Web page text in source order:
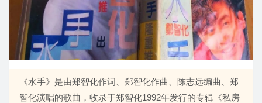
《水手》是由郑智化作词、郑智化作曲、陈志远编曲、郑
智化演唱的歌曲，收录于郑智化1992年发行的专辑《私房